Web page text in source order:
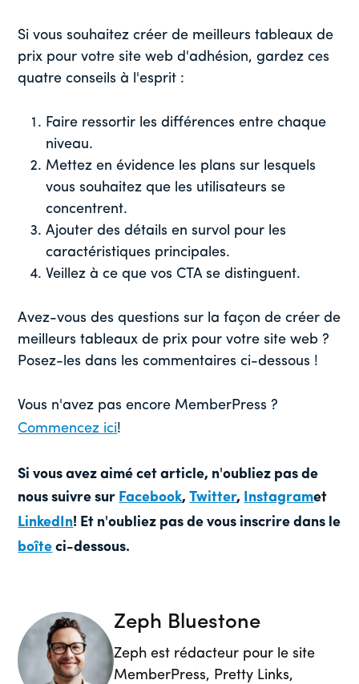
Si vous souhaitez créer de meilleurs tableaux de
prix pour votre site web d'adhésion, gardez ces
quatre conseils à l'esprit :
Faire ressortir les différences entre chaque
niveau.
Mettez en évidence les plans sur lesquels
vous souhaitez que les utilisateurs se
concentrent.
Ajouter des détails en survol pour les
caractéristiques principales.
Veillez à ce que vos CTA se distinguent.
Avez-vous des questions sur la façon de créer de
meilleurs tableaux de prix pour votre site web ?
Posez-les dans les commentaires ci-dessous !
Vous n'avez pas encore MemberPress ?
Commencez ici!
Si vous avez aimé cet article, n'oubliez pas de
nous suivre sur Facebook,Twitter, Instagramet
LinkedIn! Et n'oubliez pas de vous inscrire dans le
boîte ci-dessous.
Zeph Bluestone
Zeph est rédacteur pour le site
MemberPress, Pretty Links,